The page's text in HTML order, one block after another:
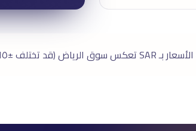
الأسعار بـ SAR تعكس سوق الرياض (قد تختلف ±١٥٪ عن متوسط الدولة حسب الموقع). الباقات شاملة بدون رسوم خفية.